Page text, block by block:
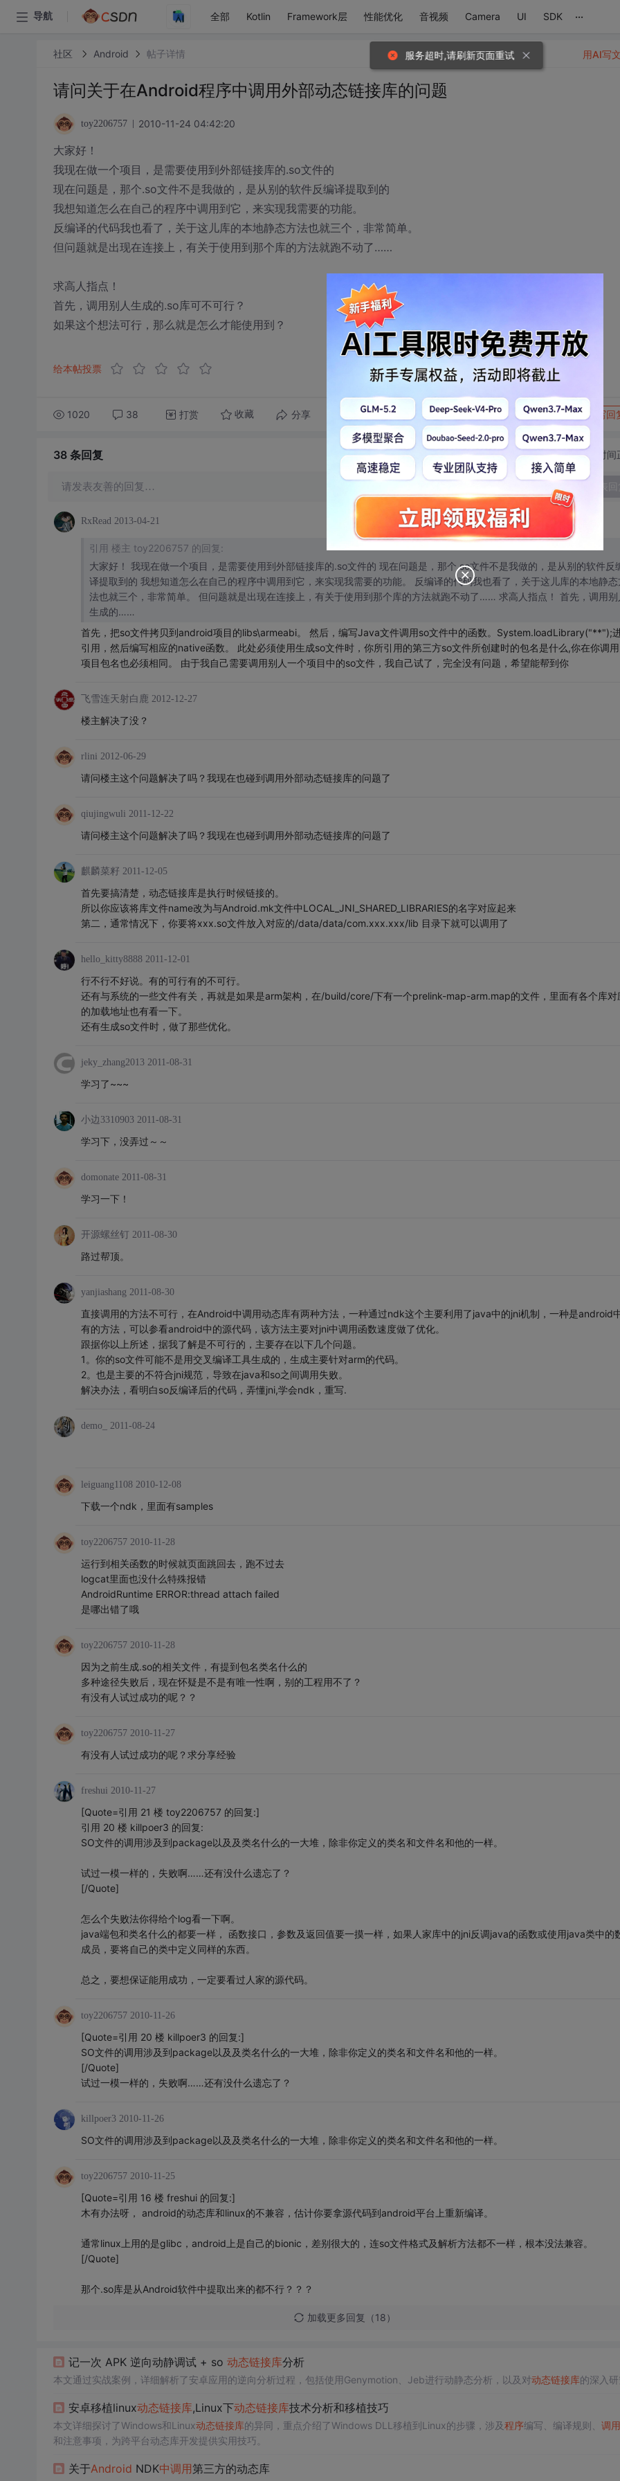
导航 全部 Kotlin Framework层 性能优化 音视频 Camera UI SDK ...
社区 Android 帖子详情
请问关于在Android程序中调用外部动态链接库的问题
toy2206757 2010-11-24 04:42:20
大家好！
我现在做一个项目，是需要使用到外部链接库的.so文件的
现在问题是，那个.so文件不是我做的，是从别的软件反编译提取到的
我想知道怎么在自己的程序中调用到它，来实现我需要的功能。
反编译的代码我也看了，关于这儿库的本地静态方法也就三个，非常简单。
但问题就是出现在连接上，有关于使用到那个库的方法就跑不动了……
求高人指点！
首先，调用别人生成的.so库可不可行？
如果这个想法可行，那么就是怎么才能使用到？
给本帖投票
1020 38 打赏 收藏 分享 转发到动态 举报 写回
用AI写
38 条回复 切换为时间
请发表友善的回复…
RxRead 2013-04-21
引用 楼主 toy2206757 的回复:
大家好！ 我现在做一个项目，是需要使用到外部链接库的.so文件的 现在问题是，那个.so文件不是我做的，是从别的软件反
译提取到的 我想知道怎么在自己的程序中调用到它，来实现我需要的功能。 反编译的代码我也看了，关于这儿库的本地静态
法也就三个，非常简单。 但问题就是出现在连接上，有关于使用到那个库的方法就跑不动了…… 求高人指点！ 首先，调用别人
生成的……
首先，把so文件拷贝到android项目的libs\armeabi。 然后，编写Java文件调用so文件中的函数。System.loadLibrary("**");
引用，然后编写相应的native函数。 此处必须使用生成so文件时，你所引用的第三方so文件所创建时的包名是什么,你在你调
项目包名也必须相同。 由于我自己需要调用别人一个项目中的so文件，我自己试了，完全没有问题，希望能帮到你
飞雪连天射白鹿 2012-12-27
楼主解决了没？
rlini 2012-06-29
请问楼主这个问题解决了吗？我现在也碰到调用外部动态链接库的问题了
qiujingwuli 2011-12-22
请问楼主这个问题解决了吗？我现在也碰到调用外部动态链接库的问题了
麒麟菜籽 2011-12-05
首先要搞清楚，动态链接库是执行时候链接的。
所以你应该将库文件name改为与Android.mk文件中LOCAL_JNI_SHARED_LIBRARIES的名字对应起来
第二，通常情况下，你要将xxx.so文件放入对应的/data/data/com.xxx.xxx/lib 目录下就可以调用了
hello_kitty8888 2011-12-01
行不行不好说。有的可行有的不可行。
还有与系统的一些文件有关，再就是如果是arm架构，在/build/core/下有一个prelink-map-arm.map的文件，里面有各个库对
的加载地址也有看一下。
还有生成so文件时，做了那些优化。
jeky_zhang2013 2011-08-31
学习了~~~
小边3310903 2011-08-31
学习下，没弄过～～
domonate 2011-08-31
学习一下！
开源螺丝钉 2011-08-30
路过帮顶。
yanjiashang 2011-08-30
直接调用的方法不可行，在Android中调用动态库有两种方法，一种通过ndk这个主要利用了java中的jni机制，一种是android
有的方法，可以参看android中的源代码，该方法主要对jni中调用函数速度做了优化。
跟据你以上所述，据我了解是不可行的，主要存在以下几个问题。
1。你的so文件可能不是用交叉编译工具生成的，生成主要针对arm的代码。
2。也是主要的不符合jni规范，导致在java和so之间调用失败。
解决办法，看明白so反编译后的代码，弄懂jni,学会ndk，重写.
demo_ 2011-08-24
leiguang1108 2010-12-08
下载一个ndk，里面有samples
toy2206757 2010-11-28
运行到相关函数的时候就页面跳回去，跑不过去
logcat里面也没什么特殊报错
AndroidRuntime ERROR:thread attach failed
是哪出错了哦
toy2206757 2010-11-28
因为之前生成.so的相关文件，有提到包名类名什么的
多种途径失败后，现在怀疑是不是有唯一性啊，别的工程用不了？
有没有人试过成功的呢？？
toy2206757 2010-11-27
有没有人试过成功的呢？求分享经验
freshui 2010-11-27
[Quote=引用 21 楼 toy2206757 的回复:]
引用 20 楼 killpoer3 的回复:
SO文件的调用涉及到package以及及类名什么的一大堆，除非你定义的类名和文件名和他的一样。
试过一模一样的，失败啊……还有没什么遗忘了？
[/Quote]
怎么个失败法你得给个log看一下啊。
java端包和类名什么的都要一样， 函数接口，参数及返回值要一摸一样，如果人家库中的jni反调java的函数或使用java类中的
成员，要将自己的类中定义同样的东西。
总之，要想保证能用成功，一定要看过人家的源代码。
toy2206757 2010-11-26
[Quote=引用 20 楼 killpoer3 的回复:]
SO文件的调用涉及到package以及及类名什么的一大堆，除非你定义的类名和文件名和他的一样。
[/Quote]
试过一模一样的，失败啊……还有没什么遗忘了？
killpoer3 2010-11-26
SO文件的调用涉及到package以及及类名什么的一大堆，除非你定义的类名和文件名和他的一样。
toy2206757 2010-11-25
[Quote=引用 16 楼 freshui 的回复:]
木有办法呀， android的动态库和linux的不兼容，估计你要拿源代码到android平台上重新编译。
通常linux上用的是glibc，android上是自己的bionic，差别很大的，连so文件格式及解析方法都不一样，根本没法兼容。
[/Quote]
那个.so库是从Android软件中提取出来的都不行？？？
加载更多回复（18）
记一次 APK 逆向动静调试 + so 动态链接库分析
本文通过实战案例，详细解析了安卓应用的逆向分析过程，包括使用Genymotion、Jeb进行动静态分析，以及对动态链接库的深入
安卓移植linux动态链接库,Linux下动态链接库技术分析和移植技巧
本文详细探讨了Windows和Linux动态链接库的异同，重点介绍了Windows DLL移植到Linux的步骤，涉及程序编写、编译规则、 调用
和注意事项，为跨平台动态库开发提供实用技巧。
关于Android NDK中调用第三方的动态库
服务超时,请刷新页面重试